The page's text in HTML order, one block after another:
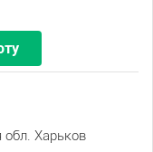
обл. Харьков